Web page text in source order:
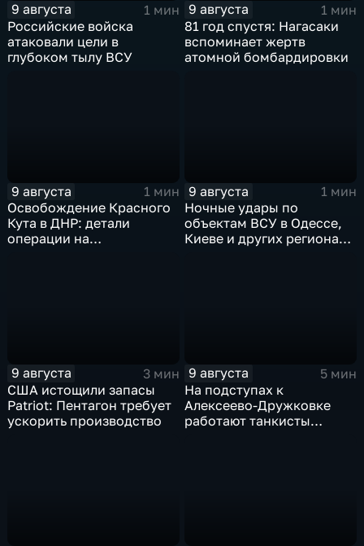
9 августа
1 мин
Российские войска
атаковали цели в
глубоком тылу ВСУ
9 августа
1 мин
81 год спустя: Нагасаки
вспоминает жертв
атомной бомбардировки
9 августа
1 мин
Освобождение Красного
Кута в ДНР: детали
операции на
9 августа
1 мин
Ночные удары по
объектам ВСУ в Одессе,
Киеве и других регионах
9 августа
3 мин
США истощили запасы
Patriot: Пентагон требует
ускорить производство
9 августа
5 мин
На подступах к
Алексеево-Дружковке
работают танкисты